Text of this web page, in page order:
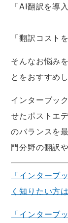
「AI翻訳を導
「翻訳コスト
そんなお悩み
とをおすすめし
インターブッ
せたポストエ
のバランスを
門分野の翻訳
「インターブ
く知りたい方
「インターブ